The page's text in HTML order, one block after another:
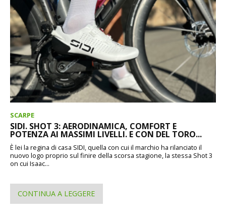
SCARPE
SIDI. SHOT 3: AERODINAMICA, COMFORT E
POTENZA AI MASSIMI LIVELLI. E CON DEL TORO...
È lei la regina di casa SIDI, quella con cui il marchio ha rilanciato il
nuovo logo proprio sul finire della scorsa stagione, la stessa Shot 3
on cui Isaac...
CONTINUA A LEGGERE